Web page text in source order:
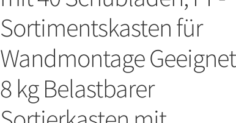
Sortimentskasten für
Wandmontage
8 kg Belastbarer